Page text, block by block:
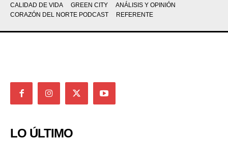
CALIDAD DE VIDA
GREEN CITY
ANÁLISIS Y OPINIÓN
CORAZÓN DEL NORTE PODCAST
REFERENTE
LO ÚLTIMO